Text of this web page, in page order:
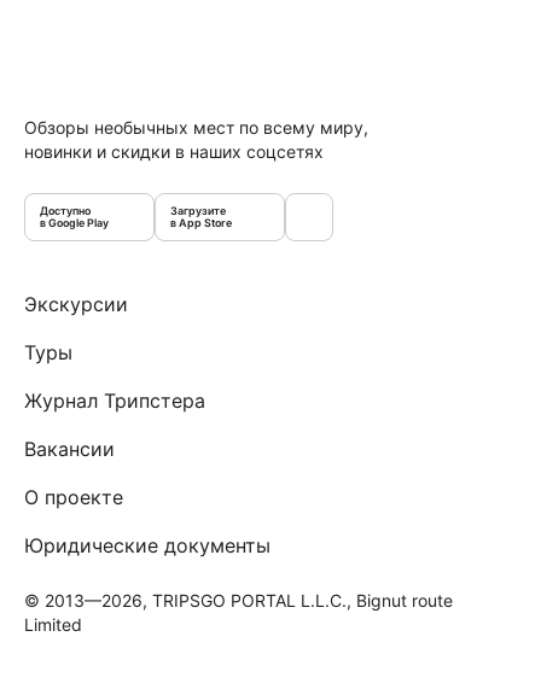
Обзоры необычных мест по всему миру,
новинки и скидки в наших соцсетях
Доступно
в Google Play
Загрузите
в App Store
Экскурсии
Туры
Журнал Трипстера
Вакансии
О проекте
Юридические документы
© 2013—2026, TRIPSGO PORTAL L.L.C., Bignut route
Limited